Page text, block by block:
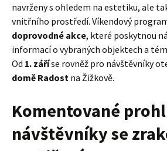
navrženy s ohledem na estetiku, ale
vnitřního prostředí. Víkendový
doprovodné akce, které poskytnou
informací o vybraných objektech a
Od 1. záříse rovněž pro návštěvníky
domě Radost na Žižkově.
Komentované
návštěvníky se